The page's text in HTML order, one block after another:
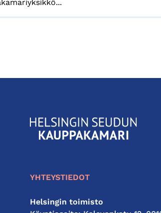
KauppakamariHelsingin
seudun
YHTEYSTIEDOT
Helsingin toimisto